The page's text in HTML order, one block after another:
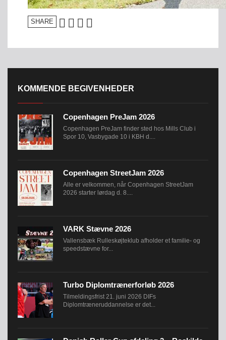
BREDDEPULJE
NYHEDER
FIND
SPORTSGRENE
FORBUNDET
VÆRKTØJSKASSEN
SHARE
KOMMENDE BEGIVENHEDER
Copenhagen PreJam 2026
Copenhagen PreJam finder sted hos Mills Club i
Spor 10, Vasbygade 10 i KBH d....
Copenhagen StreetJam 2026
Alle er velkommen, når Copenhagen StreetJam
2026 starter lørdag d. 8....
VARK Stævne 2026
Vallensbæk Rulleskøjteklub afholder et familie- og
speedstævne for...
Turbo Diplomtrænerforløb 2026
Tilmeldingsfrist 21. juni 2026 DIFs
Diplomtræneruddannelse er det...